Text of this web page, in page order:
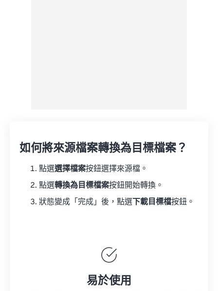
如何將來源檔案轉換為目標檔案？
點選選擇檔案按鈕選擇來源檔。
點選轉換為目標檔案按鈕開始轉換。
狀態變成「完成」後，點選 下載目標檔按鈕。
易於使用